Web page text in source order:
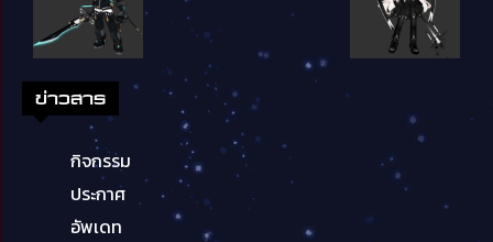
ข่าวสาร
กิจกรรม
ประกาศ
อัพเดท